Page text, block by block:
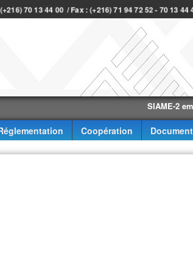
70 13 44 00 / Fax : (+216) 71 94 72 52 - 70 13 44
SIAME-2 eme
Coopération